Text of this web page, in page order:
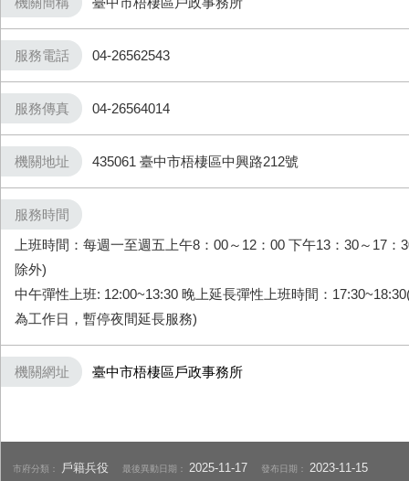
服務電話 04-26562543
服務傳真 04-26564014
機關地址 435061 臺中市梧棲區中興路212號
服務時間
上班時間：每週一至週五上午8：00～12：00 下午13：30～17：
除外)
中午彈性上班: 12:00~13:30 晚上延長彈性上班時間：
為工作日，暫停夜間延長服務)
機關網址 臺中市梧棲區戶政事務所
市府分類： 戶籍兵役 最後異動日期： 2025-11-17 發布日期： 2023-11-15